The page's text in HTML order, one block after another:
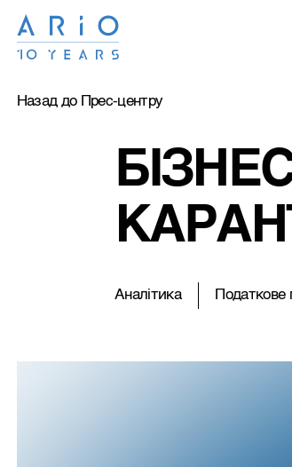
Назад до Прес-центру
Аналітика Податкове